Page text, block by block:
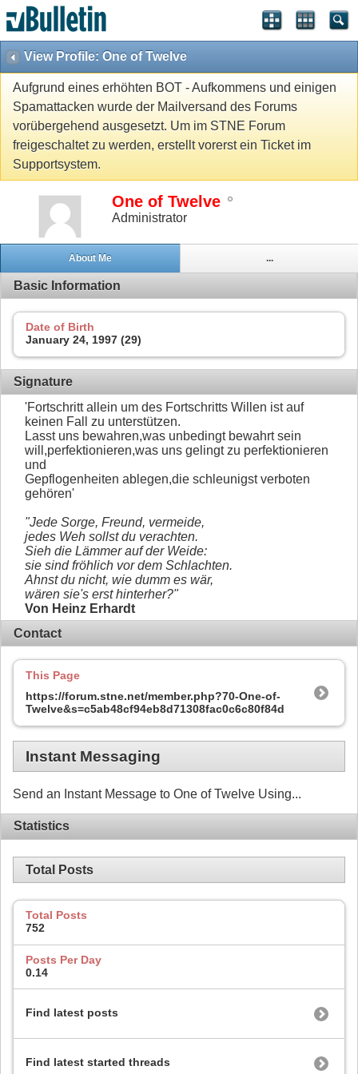
View Profile: One of Twelve
Aufgrund eines erhöhten BOT - Aufkommens und einigen
Spamattacken wurde der Mailversand des Forums
vorübergehend ausgesetzt. Um im STNE Forum
freigeschaltet zu werden, erstellt vorerst ein Ticket im
Supportsystem.
One of Twelve
Administrator
About Me ...
Basic Information
Date of Birth
January 24, 1997 (29)
Signature
'Fortschritt allein um des Fortschritts Willen ist auf
keinen Fall zu unterstützen.
Lasst uns bewahren,was unbedingt bewahrt sein
will,perfektionieren,was uns gelingt zu perfektionieren
und
Gepflogenheiten ablegen,die schleunigst verboten
gehören'
"Jede Sorge, Freund, vermeide,
jedes Weh sollst du verachten.
Sieh die Lämmer auf der Weide:
sie sind fröhlich vor dem Schlachten.
Ahnst du nicht, wie dumm es wär,
wären sie's erst hinterher?"
Von Heinz Erhardt
Contact
This Page
https://forum.stne.net/member.php?70-One-of-
Twelve&s=c5ab48cf94eb8d71308fac0c6c80f84d
Instant Messaging
Send an Instant Message to One of Twelve Using...
Statistics
Total Posts
Total Posts
752
Posts Per Day
0.14
Find latest posts
Find latest started threads